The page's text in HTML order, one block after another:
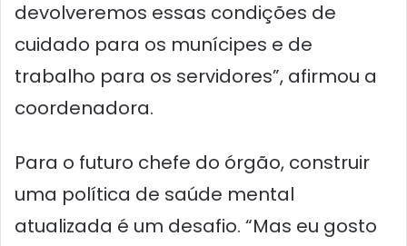
devolveremos essas condições de
cuidado para os munícipes e de
trabalho para os servidores”, afirmou a
coordenadora.
Para o futuro chefe do órgão, construir
uma política de saúde mental
atualizada é um desafio. “Mas eu gosto